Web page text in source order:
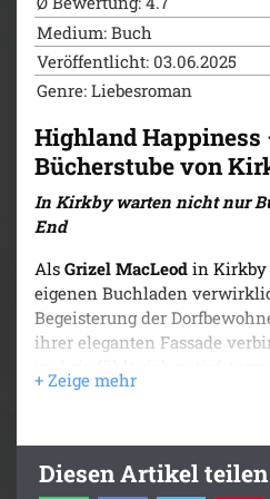
Kirkby
Highland Happiness –
Kirkby (2024)
Highland Happiness –
(2024)
Medium: Buch
Veröffentlicht: 03.06.2025
Genre: Liebesroman
Highland Happiness
Bücherstube von
In Kirkby warten nicht nur
End
Als Grizel MacLeod in Kirkby
eigenen Buchladen
Begeisterung der
ihrer eleganten Fassade
jungen Schäfer
verstorbenen Vaters
Diesen Artikel teilen